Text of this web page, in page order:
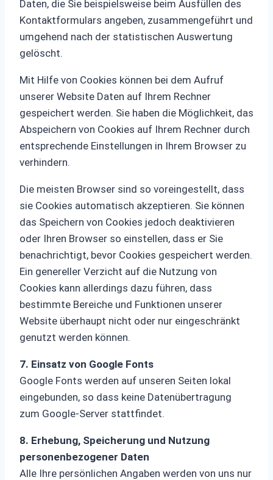
Daten, die Sie beispielsweise beim Ausfüllen des
Kontaktformulars angeben, zusammengeführt und
umgehend nach der statistischen Auswertung
gelöscht.
Mit Hilfe von Cookies können bei dem Aufruf
unserer Website Daten auf Ihrem Rechner
gespeichert werden. Sie haben die Möglichkeit, das
Abspeichern von Cookies auf Ihrem Rechner durch
entsprechende Einstellungen in Ihrem Browser zu
verhindern.
Die meisten Browser sind so voreingestellt, dass
sie Cookies automatisch akzeptieren. Sie können
das Speichern von Cookies jedoch deaktivieren
oder Ihren Browser so einstellen, dass er Sie
benachrichtigt, bevor Cookies gespeichert werden.
Ein genereller Verzicht auf die Nutzung von
Cookies kann allerdings dazu führen, dass
bestimmte Bereiche und Funktionen unserer
Website überhaupt nicht oder nur eingeschränkt
genutzt werden können.
7. Einsatz von Google Fonts
Google Fonts werden auf unseren Seiten lokal
eingebunden, so dass keine Datenübertragung
zum Google-Server stattfindet.
8. Erhebung, Speicherung und Nutzung
personenbezogener Daten
Alle Ihre persönlichen Angaben werden von uns nur